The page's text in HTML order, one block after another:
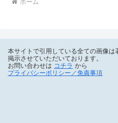
ホーム
本サイトで引用している全ての画像は
掲示させていただいております。
お問い合わせは コチラ から
プライバシーポリシー／免責事項